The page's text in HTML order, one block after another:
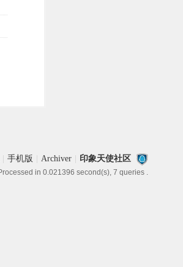
手机版 Archiver 印象天使社区
in 0.021396 second(s), 7 queries .